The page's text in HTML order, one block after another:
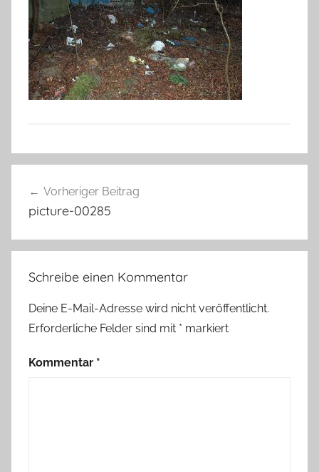
Vorheriger Beitrag
picture-00285
Schreibe einen Kommentar
Deine E-Mail-Adresse wird nicht veröffentlicht.
Erforderliche Felder sind mit * markiert
Kommentar *